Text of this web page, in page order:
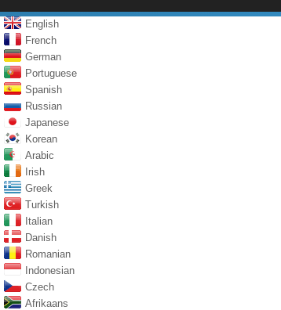
English
French
German
Portuguese
Spanish
Russian
Japanese
Korean
Arabic
Irish
Greek
Turkish
Italian
Danish
Romanian
Indonesian
Czech
Afrikaans